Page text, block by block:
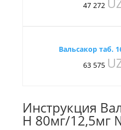
47 272
Вальсакор таб.
63 575
Инструкция
H 80мг/12,5мг